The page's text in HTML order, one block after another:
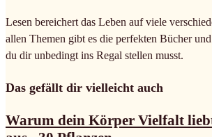
Lesen bereichert das Leben auf viele
allen Themen gibt es die perfekten Bücher
du dir unbedingt ins Regal stellen musst.
Das gefällt dir vielleicht auch
Warum dein Körper Vielfalt